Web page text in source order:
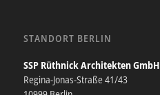
STANDORT BERLIN
SSP Rüthnick Architekten GmbH
Regina-Jonas-Straße 41/43